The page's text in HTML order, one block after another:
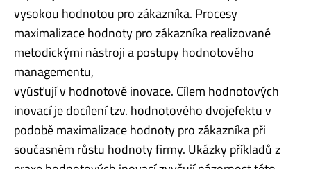
vysokou hodnotou pro zákazníka. Procesy
maximalizace hodnoty pro zákazníka realizované
metodickými nástroji a postupy hodnotového
managementu,
vyúsťují v hodnotové inovace. Cílem hodnotových
inovací je docílení tzv. hodnotového dvojefektu v
podobě maximalizace hodnoty pro zákazníka při
současném růstu hodnoty firmy. Ukázky příkladů z